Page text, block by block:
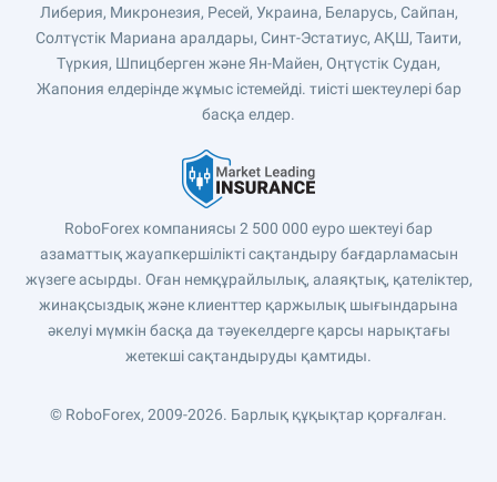
Либерия, Микронезия, Ресей, Украина, Беларусь, Сайпан,
Солтүстік Мариана аралдары, Синт-Эстатиус, АҚШ, Таити,
Түркия, Шпицберген және Ян-Майен, Оңтүстік Судан,
Жапония елдерінде жұмыс істемейді. тиісті шектеулері бар
басқа елдер.
RoboForex компаниясы 2 500 000 еуро шектеуі бар
азаматтық жауапкершілікті сақтандыру бағдарламасын
жүзеге асырды. Оған немқұрайлылық, алаяқтық, қателіктер,
жинақсыздық және клиенттер қаржылық шығындарына
әкелуі мүмкін басқа да тәуекелдерге қарсы нарықтағы
жетекші сақтандыруды қамтиды.
© RoboForex, 2009-2026. Барлық құқықтар қорғалған.